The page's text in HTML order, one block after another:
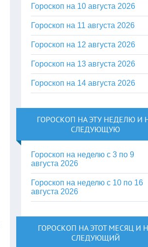
Гороскоп на 10 августа 2026
Гороскоп на 11 августа 2026
Гороскоп на 12 августа 2026
Гороскоп на 13 августа 2026
Гороскоп на 14 августа 2026
ГОРОСКОП НА ЭТУ НЕДЕЛЮ И
СЛЕДУЮЩУЮ
Гороскоп на неделю с 3 по 9
августа 2026
Гороскоп на неделю с 10 по 16
августа 2026
ГОРОСКОП НА ЭТОТ МЕСЯЦ И
СЛЕДУЮЩИЙ